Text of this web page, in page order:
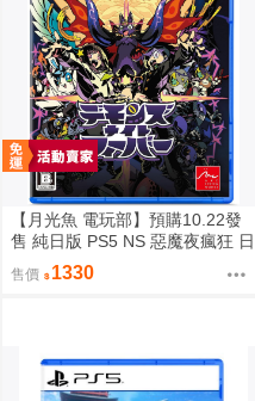
【月光魚 電玩部】預購10.22發
售 純日版 PS5 NS 惡魔夜瘋狂 日
文版
售價 1330